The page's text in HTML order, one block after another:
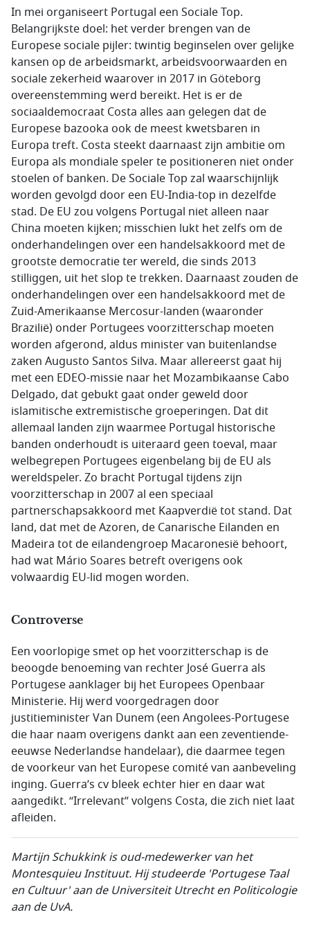
In mei organiseert Portugal een Sociale Top.
Belangrijkste doel: het verder brengen van de
Europese sociale pijler: twintig beginselen over gelijke
kansen op de arbeidsmarkt, arbeidsvoorwaarden en
sociale zekerheid waarover in 2017 in Göteborg
overeenstemming werd bereikt. Het is er de
sociaaldemocraat Costa alles aan gelegen dat de
Europese bazooka ook de meest kwetsbaren in
Europa treft. Costa steekt daarnaast zijn ambitie om
Europa als mondiale speler te positioneren niet onder
stoelen of banken. De Sociale Top zal waarschijnlijk
worden gevolgd door een EU-India-top in dezelfde
stad. De EU zou volgens Portugal niet alleen naar
China moeten kijken; misschien lukt het zelfs om de
onderhandelingen over een handelsakkoord met de
grootste democratie ter wereld, die sinds 2013
stilliggen, uit het slop te trekken. Daarnaast zouden de
onderhandelingen over een handelsakkoord met de
Zuid-Amerikaanse Mercosur-landen (waaronder
Brazilië) onder Portugees voorzitterschap moeten
worden afgerond, aldus minister van buitenlandse
zaken Augusto Santos Silva. Maar allereerst gaat hij
met een EDEO-missie naar het Mozambikaanse Cabo
Delgado, dat gebukt gaat onder geweld door
islamitische extremistische groeperingen. Dat dit
allemaal landen zijn waarmee Portugal historische
banden onderhoudt is uiteraard geen toeval, maar
welbegrepen Portugees eigenbelang bij de EU als
wereldspeler. Zo bracht Portugal tijdens zijn
voorzitterschap in 2007 al een speciaal
partnerschapsakkoord met Kaapverdië tot stand. Dat
land, dat met de Azoren, de Canarische Eilanden en
Madeira tot de eilandengroep Macaronesië behoort,
had wat Mário Soares betreft overigens ook
volwaardig EU-lid mogen worden.
Controverse
Een voorlopige smet op het voorzitterschap is de
beoogde benoeming van rechter José Guerra als
Portugese aanklager bij het Europees Openbaar
Ministerie. Hij werd voorgedragen door
justitieminister Van Dunem (een Angolees-Portugese
die haar naam overigens dankt aan een zeventiende-
eeuwse Nederlandse handelaar), die daarmee tegen
de voorkeur van het Europese comité van aanbeveling
inging. Guerra’s cv bleek echter hier en daar wat
aangedikt. “Irrelevant” volgens Costa, die zich niet laat
afleiden.
Martijn Schukkink is oud-medewerker van het
Montesquieu Instituut. Hij studeerde 'Portugese Taal
en Cultuur' aan de Universiteit Utrecht en Politicologie
aan de UvA.